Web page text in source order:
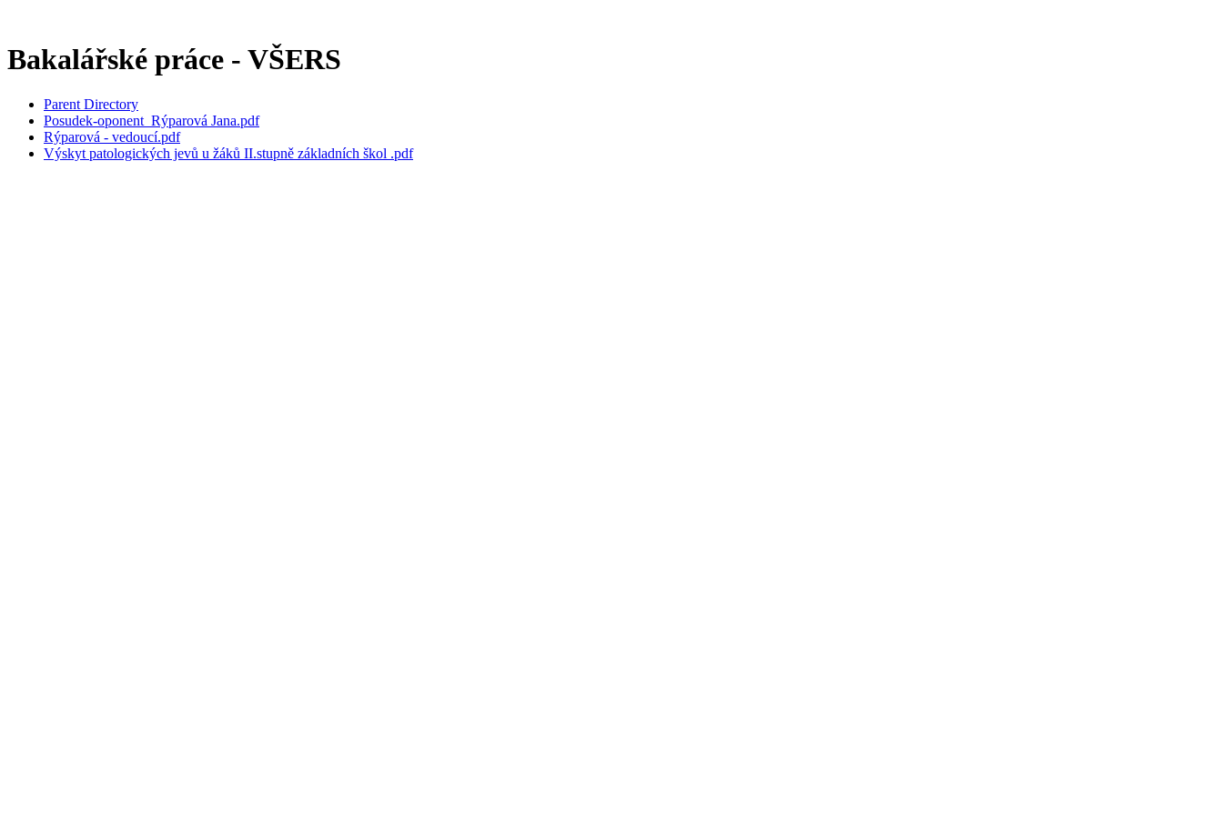
Bakalářské práce - VŠERS
Parent Directory
Posudek-oponent_Rýparová Jana.pdf
Rýparová - vedoucí.pdf
Výskyt patologických jevů u žáků II.stupně základních škol .pdf